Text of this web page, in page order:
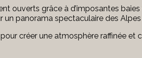
ouverts grâce à d’imposantes
un panorama spectaculaire des
créer une atmosphère raffinée et